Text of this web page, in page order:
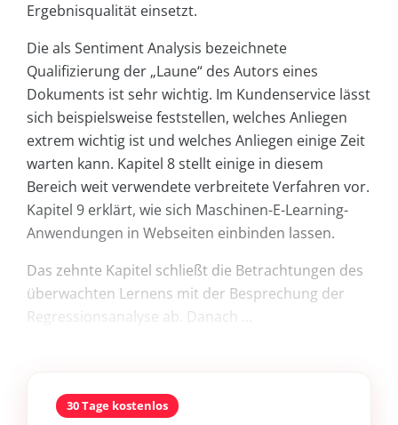
Ergebnisqualität einsetzt.
Die als Sentiment Analysis bezeichnete
Qualifizierung der „Laune“ des Autors eines
Dokuments ist sehr wichtig. Im Kundenservice lässt
sich beispielsweise feststellen, welches Anliegen
extrem wichtig ist und welches Anliegen einige Zeit
warten kann. Kapitel 8 stellt einige in diesem
Bereich weit verwendete verbreitete Verfahren vor.
Kapitel 9 erklärt, wie sich Maschinen-E-Learning-
Anwendungen in Webseiten einbinden lassen.
Das zehnte Kapitel schließt die Betrachtungen des
überwachten Lernens mit der Besprechung der
Regressionsanalyse ab. Danach ...
30 Tage kostenlos